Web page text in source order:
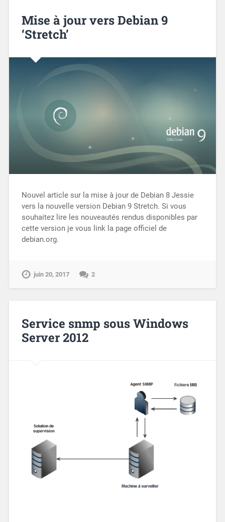
Mise à jour vers Debian 9
‘Stretch’
Nouvel article sur la mise à jour de Debian 8 Jessie
vers la nouvelle version Debian 9 Stretch. Si vous
souhaitez lire les nouveautés rendus disponibles par
cette version je vous link la page officiel de
debian.org.
juin 20, 2017 2
Service snmp sous Windows
Server 2012